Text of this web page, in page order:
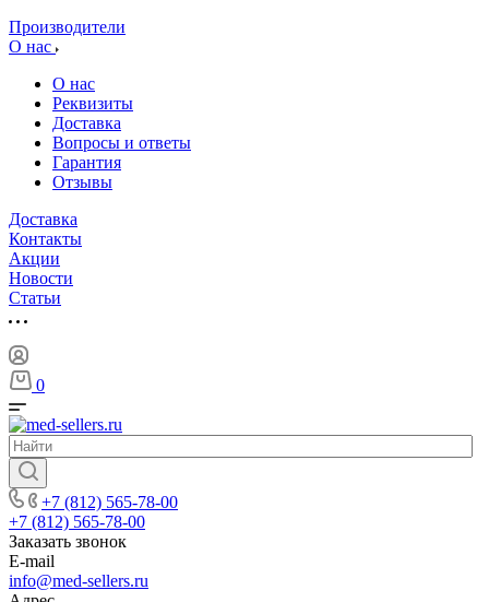
Производители
О нас
О нас
Реквизиты
Доставка
Вопросы и ответы
Гарантия
Отзывы
Доставка
Контакты
Акции
Новости
Cтатьи
0
+7 (812) 565-78-00
+7 (812) 565-78-00
Заказать звонок
E-mail
info@med-sellers.ru